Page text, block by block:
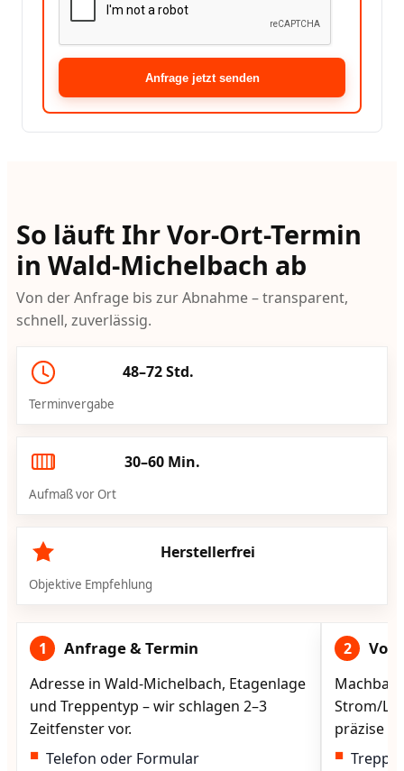
Anfrage jetzt senden
So läuft Ihr Vor-Ort-Termin
in Wald-Michelbach ab
Von der Anfrage bis zur Abnahme – transparent,
schnell, zuverlässig.
48–72 Std.
Terminvergabe
30–60 Min.
Aufmaß vor Ort
Herstellerfrei
Objektive Empfehlung
1 Anfrage & Termin
Adresse in Wald-Michelbach, Etagenlage
und Treppentyp – wir schlagen 2–3
Zeitfenster vor.
Telefon oder Formular
2
Strom/
präzise